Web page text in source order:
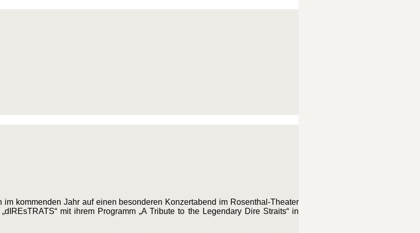
kommenden Jahr auf einen besonderen Konzertabend im Rosenthal-Theater
mit ihrem Programm „A Tribute to the Legendary Dire Straits“ in